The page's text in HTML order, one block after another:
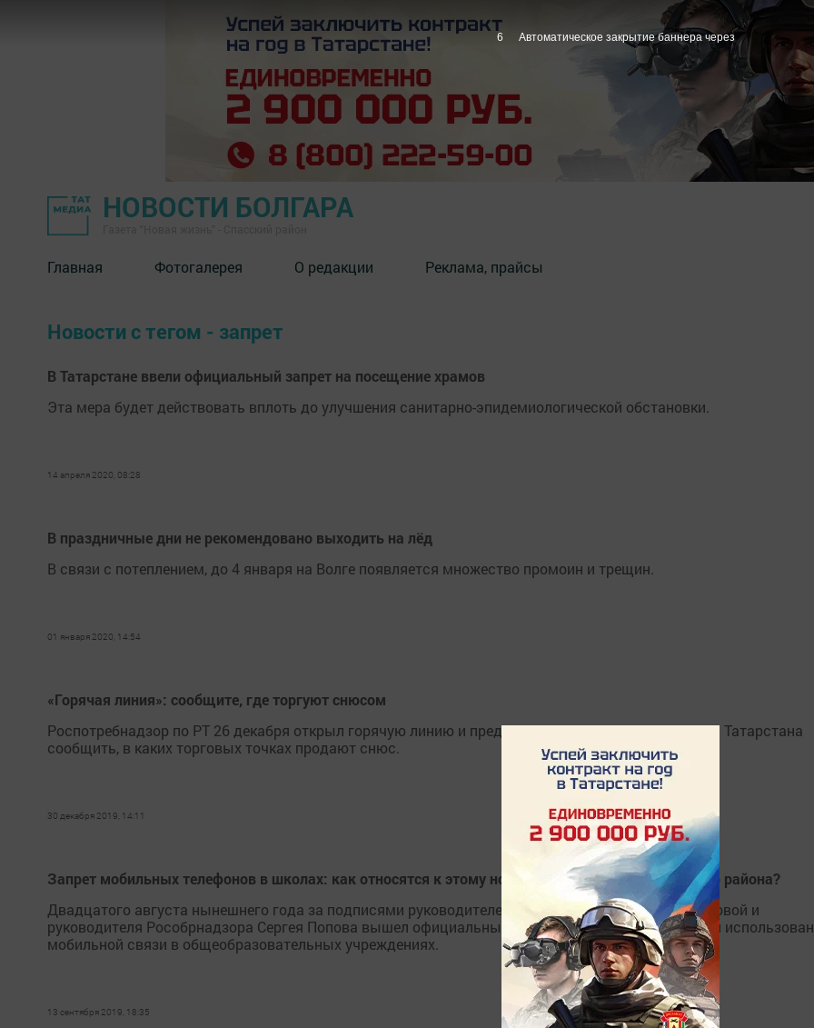
НОВОСТИ БОЛГАРА
Главная Фотогалерея О редакции Реклама, прайсы
Новости с тегом - запрет
В Татарстане ввели официальный запрет на посещение храмов
​​​​​​​Эта мера будет действовать вплоть до улучшения санитарно-эпидемиологической обстановки.
14 апреля 2020, 08:28
В праздничные дни не рекомендовано выходить на лёд
В связи с потеплением, до 4 января на Волге появляется множество промоин и трещин.
01 января 2020, 14:54
«Горячая линия»: сообщите, где торгуют снюсом
Роспотребнадзор по РТ 26 декабря открыл горячую линию и предоставил возможность жителям Татарстана
сообщить, в каких торговых точках продают снюс.
30 декабря 2019, 14:11
Запрет мобильных телефонов в школах: как относятся к этому нововведению жители Спасского района?
Двадцатого августа нынешнего года за подписями руководителей Роспотребнадзора Анны Поповой и
руководителя Рособрнадзора Сергея Попова вышел официальный документ, регламентирующий
мобильной связи в общеобразовательных учреждениях.
13 сентября 2019, 18:35
6 Автоматическое закрытие баннера через